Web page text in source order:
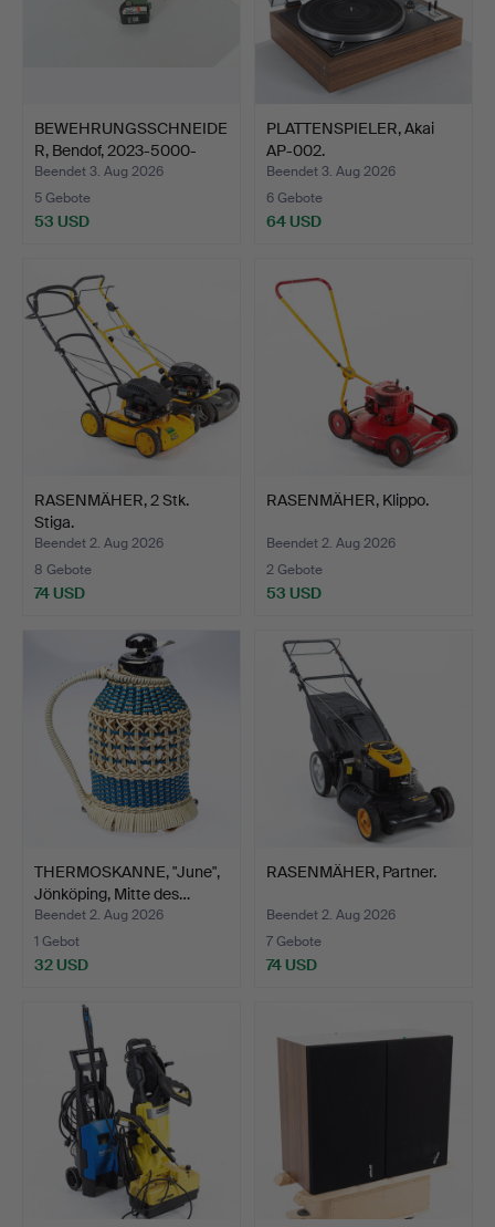
BEWEHRUNGSSCHNEIDE
R, Bendof, 2023-5000-
BG1…
Beendet 3. Aug 2026
5 Gebote
53 USD
PLATTENSPIELER, Akai
AP-002.
Beendet 3. Aug 2026
6 Gebote
64 USD
RASENMÄHER, 2 Stk.
Stiga.
Beendet 2. Aug 2026
8 Gebote
74 USD
RASENMÄHER, Klippo.
Beendet 2. Aug 2026
2 Gebote
53 USD
THERMOSKANNE, "June",
Jönköping, Mitte des…
Beendet 2. Aug 2026
1 Gebot
32 USD
RASENMÄHER, Partner.
Beendet 2. Aug 2026
7 Gebote
74 USD